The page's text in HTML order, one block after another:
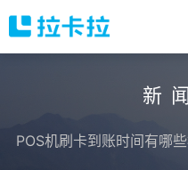
新
POS机刷卡到账时间有哪